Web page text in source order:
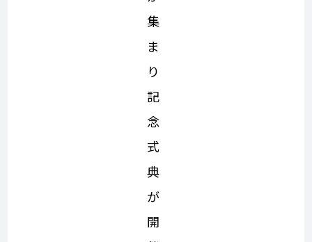
集
ま
り
記
念
式
典
が
開